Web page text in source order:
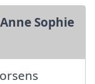
Sophie